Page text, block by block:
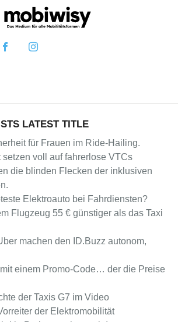
LATEST TITLE
für Frauen im Ride-Hailing.
voll auf fahrerlose VTCs
die blinden Flecken der inklusiven
Elektroauto bei Fahrdiensten?
Flugzeug 55 € günstiger als das Taxi
machen den ID.Buzz autonom,
einem Promo-Code… der die Preise
der Taxis G7 im Video
der Elektromobilität